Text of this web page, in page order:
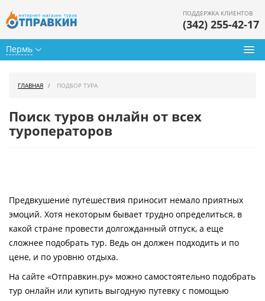
Пермь
ПОДДЕРЖКА КЛИЕНТОВ
(342) 255-42-17
Горящие туры
Страны
Как купить
Контакты
ГЛАВНАЯ ПОДБОР ТУРА
Поиск туров онлайн от всех
туроператоров
Предвкушение путешествия приносит немало приятных
эмоций. Хотя некоторым бывает трудно определиться, в
какой стране провести долгожданный отпуск, а еще
сложнее подобрать тур. Ведь он должен подходить и по
цене, и по уровню отдыха.
На сайте «Отправкин.ру» можно самостоятельно подобрать
тур онлайн или купить выгодную путевку с помощью